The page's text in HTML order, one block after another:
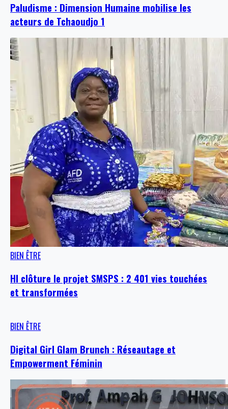
Paludisme : Dimension Humaine mobilise les
acteurs de Tchaoudjo 1
BIEN ÊTRE
HI clôture le projet SMSPS : 2 401 vies touchées
et transformées
BIEN ÊTRE
Digital Girl Glam Brunch : Réseautage et
Empowerment Féminin